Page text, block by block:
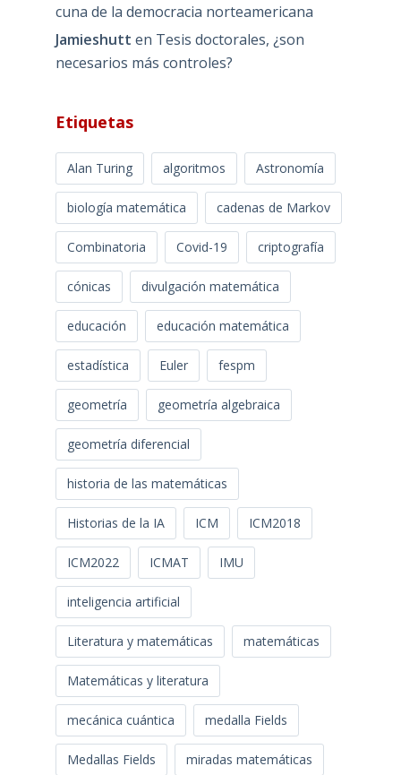
cuna de la democracia norteamericana
Jamieshutt en Tesis doctorales, ¿son
necesarios más controles?
Etiquetas
Alan Turing algoritmos Astronomía
biología matemática cadenas de Markov
Combinatoria Covid-19 criptografía
cónicas divulgación matemática
educación educación matemática
estadística Euler fespm
geometría geometría algebraica
geometría diferencial
historia de las matemáticas
Historias de la IA ICM ICM2018
ICM2022 ICMAT IMU
inteligencia artificial
Literatura y matemáticas matemáticas
Matemáticas y literatura
mecánica cuántica medalla Fields
Medallas Fields miradas matemáticas